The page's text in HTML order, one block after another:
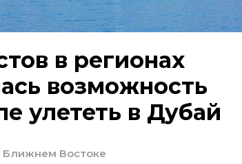
в регионах
возможность
улететь в Дубай
Ближнем Востоке